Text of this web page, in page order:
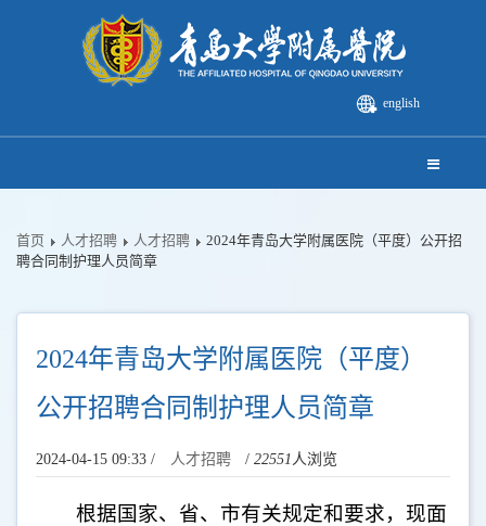
english
首页 人才招聘 人才招聘
2024年青岛大学附属医院（平度）公开招
聘合同制护理人员简章
2024年青岛大学附属医院（平度）
公开招聘合同制护理人员简章
2024-04-15 09:33 / 人才招聘 / 22551人浏览
根据国家、省、市有关规定和要求，现面